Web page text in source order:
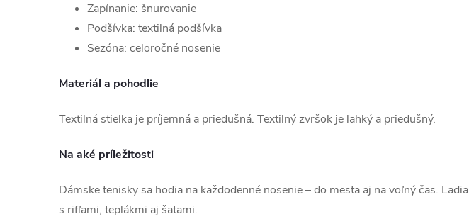
Zapínanie: šnurovanie
Podšívka: textilná podšívka
Sezóna: celoročné nosenie
Materiál a pohodlie
Textilná stielka je príjemná a priedušná. Textilný zvršok je ľahký a priedušný.
Na aké príležitosti
Dámske tenisky sa hodia na každodenné nosenie – do mesta aj na voľný čas. Ladia
s rifľami, teplákmi aj šatami.